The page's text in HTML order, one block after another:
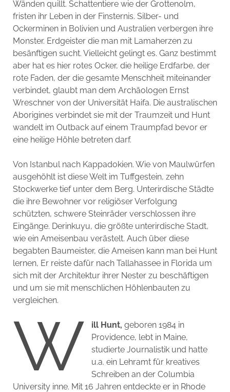
Wänden quillt. Schattentiere wie der Grottenolm,
fristen ihr Leben in der Finsternis. Silber- und
Ockerminen in Bolivien und Australien verbergen ihre
Monster. Erdgeister die man mit Lamaherzen zu
besänftigen sucht. Vielleicht gelingt es. Ganz bestimmt
aber hat es hier rotes Ocker, die heilige Erdfarbe, der
rote Faden, der die gesamte Menschheit miteinander
verbindet, glaubt man dem Archäologen Ernst
Wreschner von der Universität Haifa. Die australischen
Aborigines verbindet sie mit der Traumzeit und Hunt
wandelt im Outback auf einem Traumpfad bevor er
eine heilige Höhle betreten darf.
Von Istanbul nach Kappadokien. Wie von Maulwürfen
ausgehöhlt ist diese Welt im Tuffgestein, zehn
Stockwerke tief unter dem Berg. Unterirdische Städte
die ihre Bewohner vor religiöser Verfolgung
schützten, schwere Steinräder verschlossen ihre
Eingänge. Derinkuyu, die größte unterirdische Stadt,
wie ein Ameisenbau verästelt. Auch über diese
begabten Baumeister, die Ameisen kann man bei Hunt
lernen, Er reiste dafür nach Tallahassee in Florida um
sich mit der Architektur ihrer Nester zu beschäftigen
und um sie mit menschlichen Höhlenbauten zu
vergleichen.
W ill Hunt,geboren 1984 in
Providence, lebt in Maine,
studierte Journalistik und hatte
u.a. ein Lehramt für kreatives
Schreiben an der Columbia
University inne. Mit 16 Jahren entdeckte er in Rhode